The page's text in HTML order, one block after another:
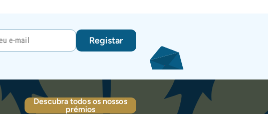
Registar
Descubra todos os nossos
prémios